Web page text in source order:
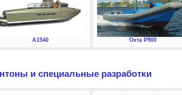
А1540 Охта P900
и специальные разработки